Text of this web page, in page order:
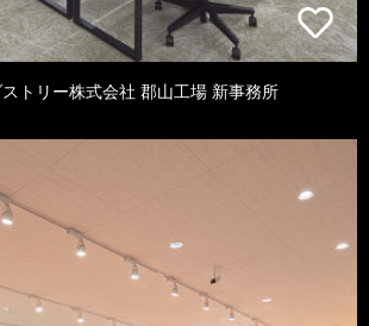
トリー株式会社 郡山工場 新事務所